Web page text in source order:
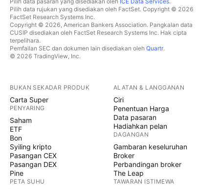
Pilih data rujukan yang disediakan oleh FactSet. Copyright © 2026
FactSet Research Systems Inc.
Copyright © 2026, American Bankers Association. Pangkalan data
CUSIP disediakan oleh FactSet Research Systems Inc. Hak cipta
terpelihara.
Pemfailan SEC dan dokumen lain disediakan oleh Quartr.
© 2026 TradingView, Inc.
BUKAN SEKADAR PRODUK
Carta Super
PENYARING
Saham
ETF
Bon
Syiling kripto
Pasangan CEX
Pasangan DEX
Pine
PETA SUHU
ALATAN & LANGGANAN
Ciri
Penentuan Harga
Data pasaran
Hadiahkan pelan
DAGANGAN
Gambaran keseluruhan
Broker
Perbandingan broker
The Leap
TAWARAN ISTIMEWA